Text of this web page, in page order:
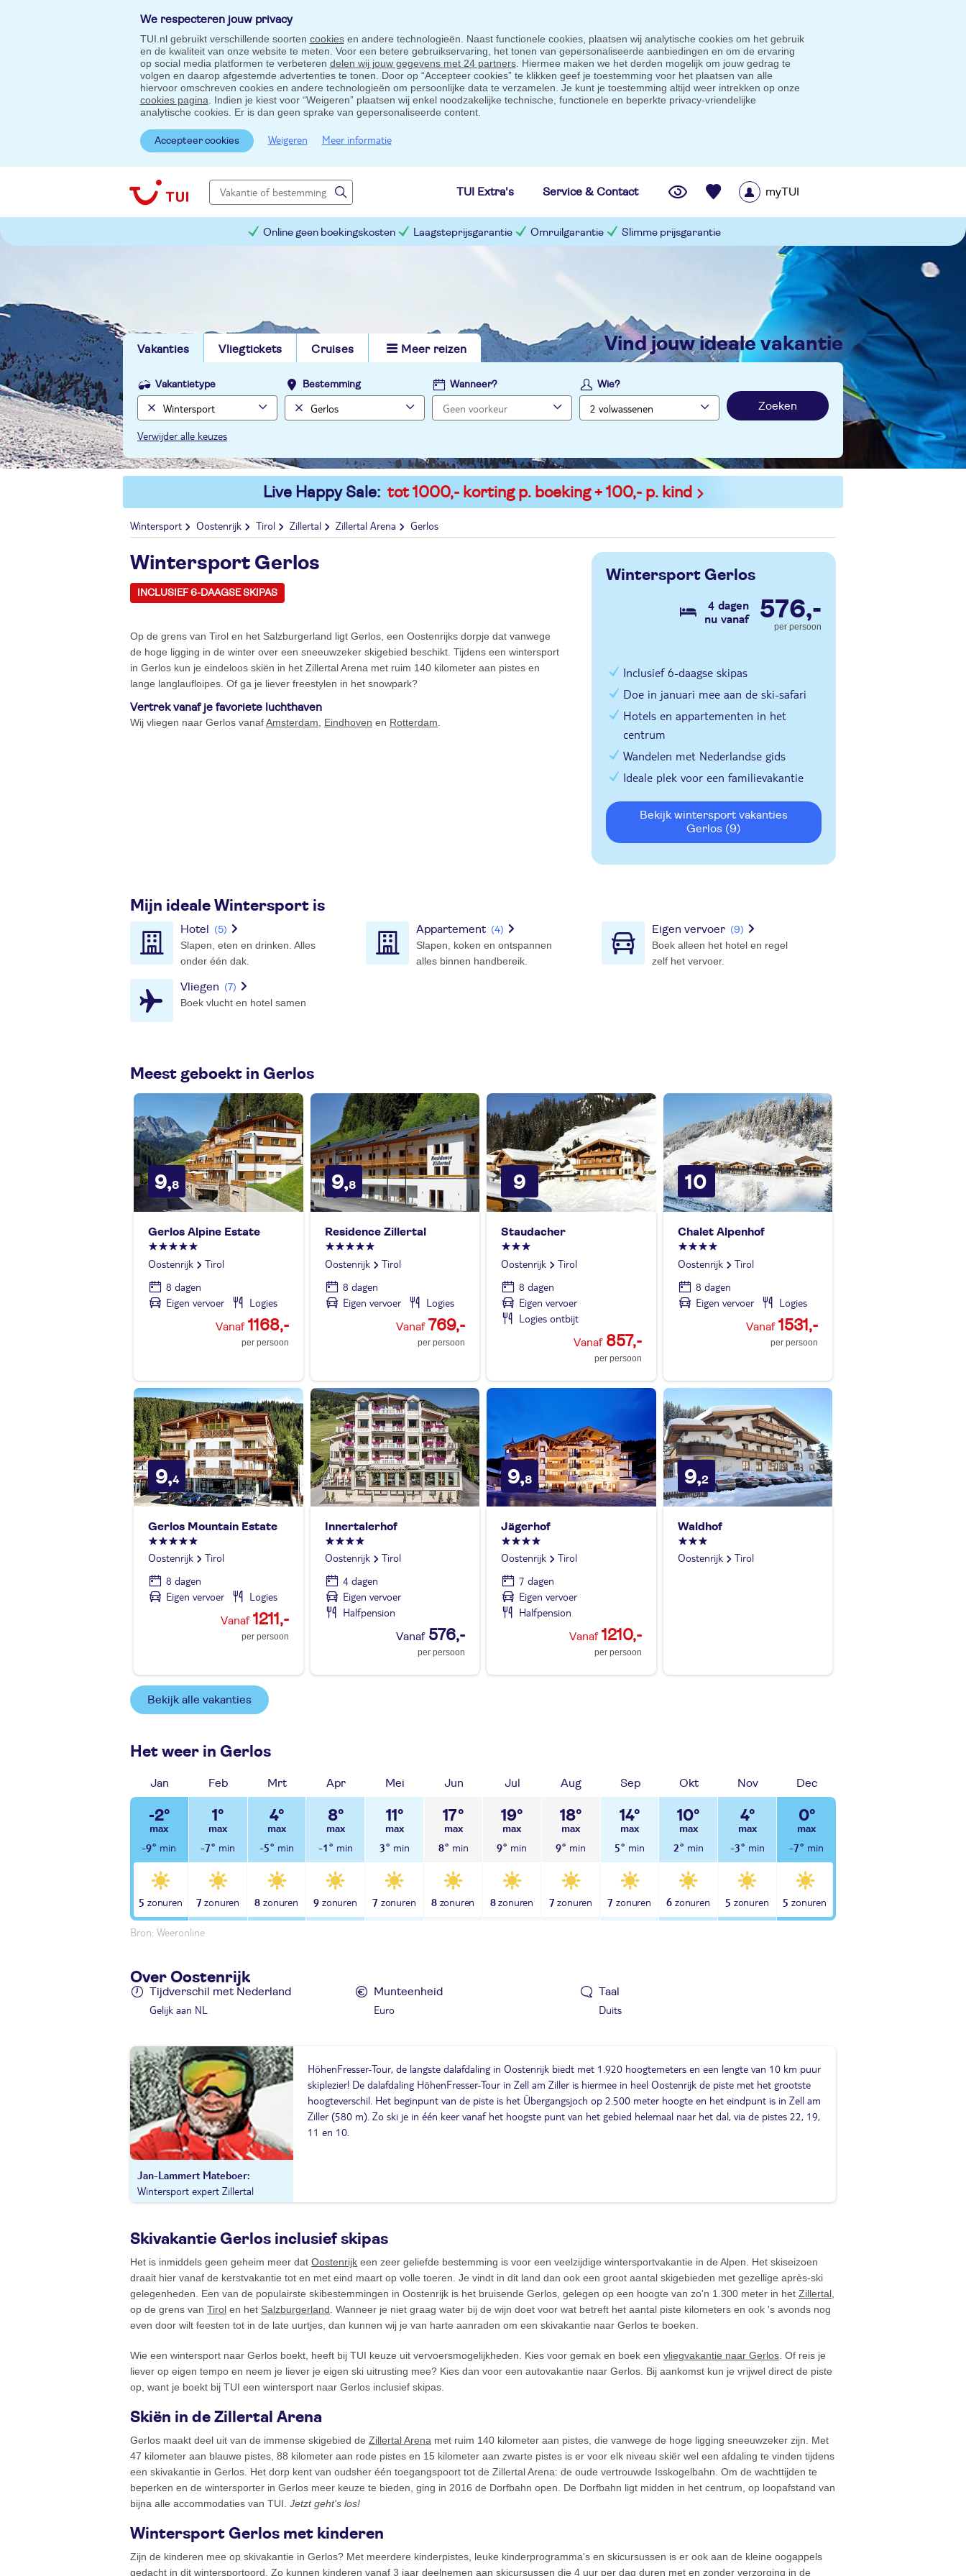
We respecteren jouw privacy
TUI.nl gebruikt verschillende soorten cookiesen andere technologieën. Naast functionele cookies, plaatsen wij analytische cookies om het gebruik
en de kwaliteit van onze website te meten. Voor een betere gebruikservaring, het tonen van gepersonaliseerde aanbiedingen en om de ervaring
op social media platformen te verbeteren delen wij jouw gegevens met 24 partners. Hiermee maken we het derden mogelijk om jouw gedrag te
volgen en daarop afgestemde advertenties te tonen. Door op “Accepteer cookies” te klikken geef je toestemming voor het plaatsen van alle
hiervoor omschreven cookies en andere technologieën om persoonlijke data te verzamelen. Je kunt je toestemming altijd weer intrekken op onze
cookies pagina . Indien je kiest voor “Weigeren” plaatsen wij enkel noodzakelijke technische, functionele en beperkte privacy-vriendelijke
analytische cookies. Er is dan geen sprake van gepersonaliseerde content.
Accepteer cookies Weigeren Meer informatie
TUI Extra's Service & Contact myTUI
Online geen boekingskosten Laagsteprijsgarantie Omruilgarantie Slimme prijsgarantie
Vakanties Vliegtickets Cruises Meer reizen vind jouw ideale vakantie
Vakantietype Bestemming Wanneer? Wie?
Zoeken
Verwijder alle keuzes
Live Happy Sale: tot 1000,- korting p. boeking + 100,- p. kind
Wintersport Oostenrijk Tirol Zillertal Zillertal Arena Gerlos
Wintersport Gerlos
INCLUSIEF 6-DAAGSE SKIPAS
Op de grens van Tirol en het Salzburgerland ligt Gerlos, een Oostenrijks dorpje dat vanwege
de hoge ligging in de winter over een sneeuwzeker skigebied beschikt. Tijdens een wintersport
in Gerlos kun je eindeloos skiën in het Zillertal Arena met ruim 140 kilometer aan pistes en
lange langlaufloipes. Of ga je liever freestylen in het snowpark?
Vertrek vanaf je favoriete luchthaven
Wij vliegen naar Gerlos vanafAmsterdam Eindhoven en Rotterdam
Wintersport Gerlos
4 dagen
nu vanaf
576,-
per persoon
Inclusief 6-daagse skipas
Doe in januari mee aan de ski-safari
Hotels en appartementen in het
centrum
Wandelen met Nederlandse gids
Ideale plek voor een familievakantie
Bekijk wintersport vakanties
Gerlos (9)
Mijn ideale Wintersport is
Hotel (5)
Slapen, eten en drinken. Alles
onder één dak.
Appartement (4)
Slapen, koken en ontspannen
alles binnen handbereik.
Eigen vervoer (9)
Boek alleen het hotel en regel
zelf het vervoer.
Vliegen (7)
Boek vlucht en hotel samen
Meest geboekt in Gerlos
9,8
Gerlos Alpine Estate
Oostenrijk
Tirol
8 dagen
Eigen vervoer
Logies
1168,-
per persoon
9,8
Residence Zillertal
Oostenrijk
Tirol
8 dagen
Eigen vervoer
Logies
769,-
per persoon
9
Staudacher
Oostenrijk
Tirol
8 dagen
Eigen vervoer
Logies ontbijt
857,-
per persoon
10
Chalet Alpenhof
Oostenrijk
Tirol
8 dagen
Eigen vervoer
Logies
1531,-
per persoon
9,4
Gerlos Mountain Estate
Oostenrijk
Tirol
8 dagen
Eigen vervoer
Logies
1211,-
per persoon
Innertalerhof
Oostenrijk
Tirol
4 dagen
Eigen vervoer
Halfpension
576,-
per persoon
9,8
Jägerhof
Oostenrijk
Tirol
7 dagen
Eigen vervoer
Halfpension
1210,-
per persoon
9,2
Waldhof
Oostenrijk Tirol
Bekijk alle vakanties
Het weer in Gerlos
Jan
-2°
-9°
5
Feb
1°
-7°
7
Mrt
4°
-5°
8
Apr
8°
-1°
9
Mei
11°
3°
7
Jun
17°
8°
8
Jul
19°
9°
8
Aug
18°
9°
7
Sep
14°
5°
7
Okt
10°
2°
6
Nov
4°
-3°
5
Dec
0°
-7°
5
Bron: Weeronline
Over Oostenrijk
Tijdverschil met Nederland
Gelijk aan NL
Munteenheid
Euro
Taal
Duits
Jan-Lammert Mateboer
Wintersport expert Zillertal
HöhenFresser-Tour, de langste dalafdaling in Oostenrijk biedt met 1.920 hoogtemeters en een lengte van 10 km puur
skiplezier! De dalafdaling HöhenFresser-Tour in Zell am Ziller is hiermee in heel Oostenrijk de piste met het grootste
hoogteverschil. Het beginpunt van de piste is het Übergangsjoch op 2.500 meter hoogte en het eindpunt is in Zell am
Ziller (580 m). Zo ski je in één keer vanaf het hoogste punt van het gebied helemaal naar het dal, via de pistes 22, 19,
11 en 10.
Skivakantie Gerlos inclusief skipas
Het is inmiddels geen geheim meer dat Oostenrijk een zeer geliefde bestemming is voor een veelzijdige wintersportvakantie in de Alpen. Het skiseizoen
draait hier vanaf de kerstvakantie tot en met eind maart op volle toeren. Je vindt in dit land dan ook een groot aantal skigebieden met gezellige après-ski
gelegenheden. Een van de populairste skibestemmingen in Oostenrijk is het bruisende Gerlos, gelegen op een hoogte van zo'n 1.300 meter in het Zillertal
op de grens van Tirol en het Salzburgerland . Wanneer je niet graag water bij de wijn doet voor wat betreft het aantal piste kilometers en ook 's avonds nog
even door wilt feesten tot in de late uurtjes, dan kunnen wij je van harte aanraden om een skivakantie naar Gerlos te boeken.
Wie een wintersport naar Gerlos boekt, heeft bij TUI keuze uit vervoersmogelijkheden. Kies voor gemak en boek een vliegvakantie naar Gerlos . Of reis je
liever op eigen tempo en neem je liever je eigen ski uitrusting mee? Kies dan voor een autovakantie naar Gerlos. Bij aankomst kun je vrijwel direct de piste
op, want je boekt bij TUI een wintersport naar Gerlos inclusief skipas.
Skiën in de Zillertal Arena
Gerlos maakt deel uit van de immense skigebied de Zillertal Arena met ruim 140 kilometer aan pistes, die vanwege de hoge ligging sneeuwzeker zijn. Met
47 kilometer aan blauwe pistes, 88 kilometer aan rode pistes en 15 kilometer aan zwarte pistes is er voor elk niveau skiër wel een afdaling te vinden tijdens
een skivakantie in Gerlos. Het dorp kent van oudsher één toegangspoort tot de Zillertal Arena: de oude vertrouwde Isskogelbahn. Om de wachttijden te
beperken en de wintersporter in Gerlos meer keuze te bieden, ging in 2016 de Dorfbahn open. De Dorfbahn ligt midden in het centrum, op loopafstand van
bijna alle accommodaties van TUI. Jetzt geht's los!
Wintersport Gerlos met kinderen
Zijn de kinderen mee op skivakantie in Gerlos? Met meerdere kinderpistes, leuke kinderprogramma's en skicursussen is er ook aan de kleine oogappels
gedacht in dit wintersportoord. Zo kunnen kinderen vanaf 3 jaar deelnemen aan skicursussen die 4 uur per dag duren met en zonder verzorging in de